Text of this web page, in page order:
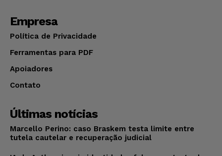
Empresa
Política de Privacidade
Ferramentas para PDF
Apoiadores
Contato
Últimas notícias
Marcello Perino: caso Braskem testa limite entre
tutela cautelar e recuperação judicial